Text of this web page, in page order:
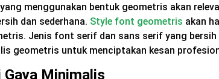
menggunakan bentuk geometris akan
dan sederhana. Style font geometris akan
Jenis font serif dan sans serif yang bersih
geometris untuk menciptakan kesan
Minimalis